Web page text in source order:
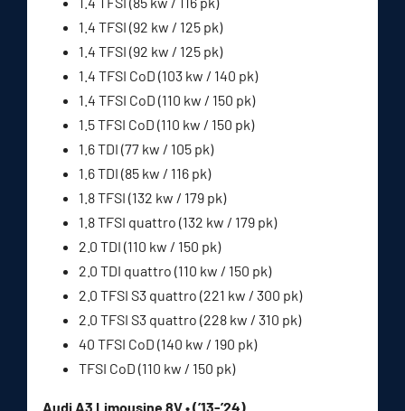
1.4 TFSI (92 kw / 125 pk)
1.4 TFSI (92 kw / 125 pk)
1.4 TFSI CoD (103 kw / 140 pk)
1.4 TFSI CoD (110 kw / 150 pk)
1.5 TFSI CoD (110 kw / 150 pk)
1.6 TDI (77 kw / 105 pk)
1.6 TDI (85 kw / 116 pk)
1.8 TFSI (132 kw / 179 pk)
1.8 TFSI quattro (132 kw / 179 pk)
2.0 TDI (110 kw / 150 pk)
2.0 TDI quattro (110 kw / 150 pk)
2.0 TFSI S3 quattro (221 kw / 300 pk)
2.0 TFSI S3 quattro (228 kw / 310 pk)
40 TFSI CoD (140 kw / 190 pk)
TFSI CoD (110 kw / 150 pk)
Audi A3 Limousine 8V • (’13-’24)